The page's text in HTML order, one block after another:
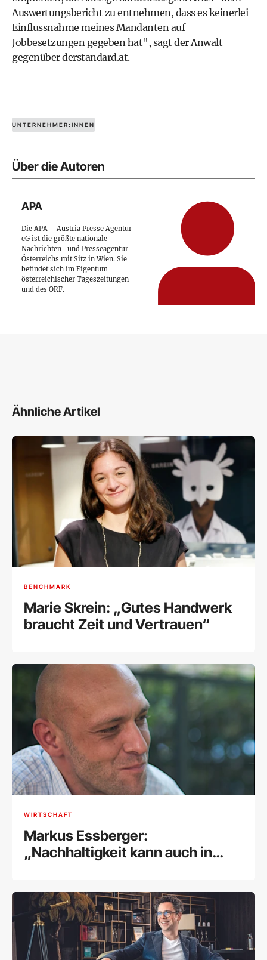
Auswertungsbericht zu entnehmen, dass es keinerlei
Einflussnahme meines Mandanten auf
Jobbesetzungen gegeben hat", sagt der Anwalt
gegenüber derstandard.at.
UNTERNEHMER:INNEN
Über die Autoren
APA
Die APA – Austria Presse Agentur
eG ist die größte nationale
Nachrichten- und Presseagentur
Österreichs mit Sitz in Wien. Sie
befindet sich im Eigentum
österreichischer Tageszeitungen
und des ORF.
Ähnliche Artikel
BENCHMARK
Marie Skrein: „Gutes Handwerk
braucht Zeit und Vertrauen“
WIRTSCHAFT
Markus Essberger:
„Nachhaltigkeit kann auch in
umgesetzt werden“